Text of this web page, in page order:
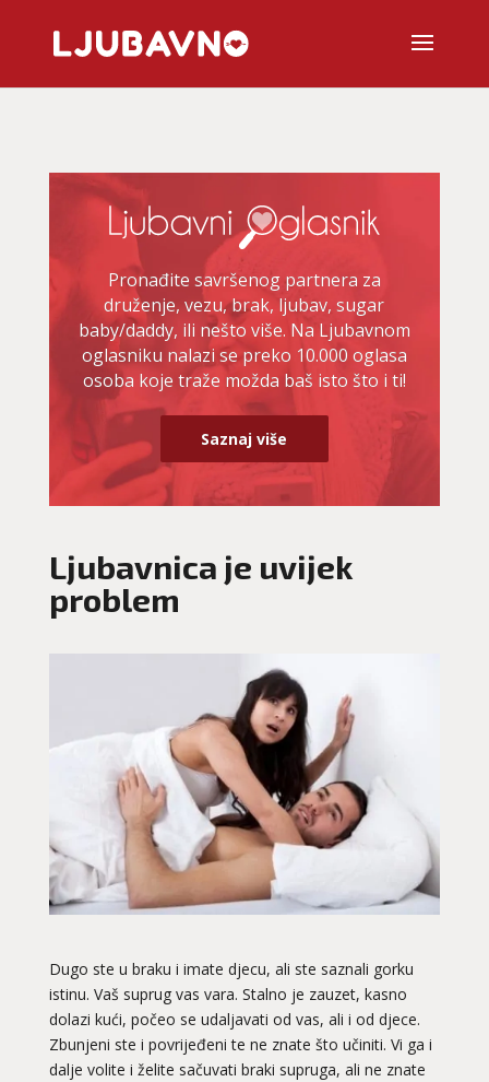
Pronađite savršenog partnera za
druženje, vezu, brak, ljubav, sugar
baby/daddy, ili nešto više. Na Ljubavnom
oglasniku nalazi se preko 10.000 oglasa
osoba koje traže možda baš isto što i ti!
Saznaj više
Ljubavnica je uvijek
problem
Dugo ste u braku i imate djecu, ali ste saznali gorku
istinu. Vaš suprug vas vara. Stalno je zauzet, kasno
dolazi kući, počeo se udaljavati od vas, ali i od djece.
Zbunjeni ste i povrijeđeni te ne znate što učiniti. Vi ga i
dalje volite i želite sačuvati braki supruga, ali ne znate